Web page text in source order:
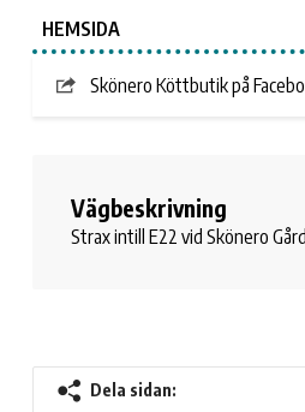
HEMSIDA
Skönero Köttbutik på
Vägbeskrivning
Strax intill E22 vid Skönero Gård
Dela sidan: